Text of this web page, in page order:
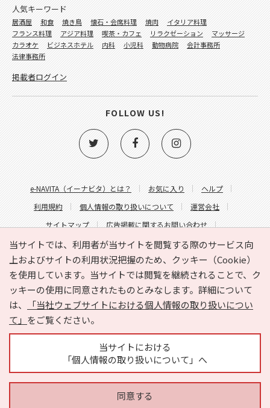
当サイトでは、利用者が当サイトを閲覧する際のサービス向
上およびサイトの利用状況把握のため、クッキー（Cookie）
を使用しています。当サイトでは閲覧を継続されることで、ク
ッキーの使用に同意されたものとみなします。詳細について
は、
「当社ウェブサイトにおける個人情報の取り扱いについ
て」 をご覧ください。
当サイトにおける
「個人情報の取り扱いについて」へ
同意する
e-NAVITA（イーナビタ）とは？ お気に入り
ヘルプ
利用規約
個人情報の取り扱いについて
運営会社
サイトマップ
広告掲載に関するお問い合わせ
サイトの内容に関するお問い合わせ
人気キーワード
居酒屋 和食 焼き鳥 懐石・会席料理 焼肉
イタリア料理
フランス料理
アジア料理 喫茶・カフェ リラクゼーション
マッサージ
カラオケ
ビジネスホテル 内科 小児科 動物病院
会計事務所
法律事務所
掲載者ログイン
FOLLOW US!
Copyright © HYOJITO.Co.,Ltd. All Rights Reserved.